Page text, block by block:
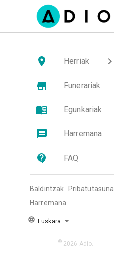
Herriak
Funerariak
Egunkariak
Harremana
FAQ
Baldintzak
Pribatutasuna
Harremana
Euskara
© 2026 Adio.